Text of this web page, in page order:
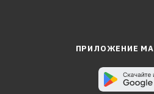
ПРИЛОЖЕНИЕ